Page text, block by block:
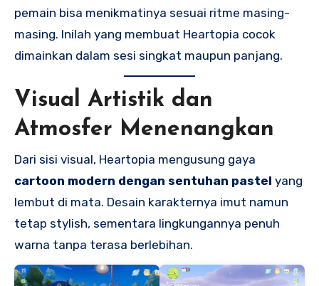
pemain bisa menikmatinya sesuai ritme masing-
masing. Inilah yang membuat Heartopia cocok
dimainkan dalam sesi singkat maupun panjang.
Visual Artistik dan
Atmosfer Menenangkan
Dari sisi visual, Heartopia mengusung gaya
cartoon modern dengan sentuhan pastel yang
lembut di mata. Desain karakternya imut namun
tetap stylish, sementara lingkungannya penuh
warna tanpa terasa berlebihan.